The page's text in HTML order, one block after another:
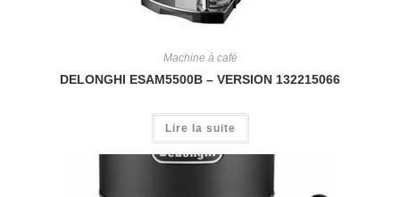
Machine à café
DELONGHI ESAM5500B – VERSION 132215066
Lire la suite